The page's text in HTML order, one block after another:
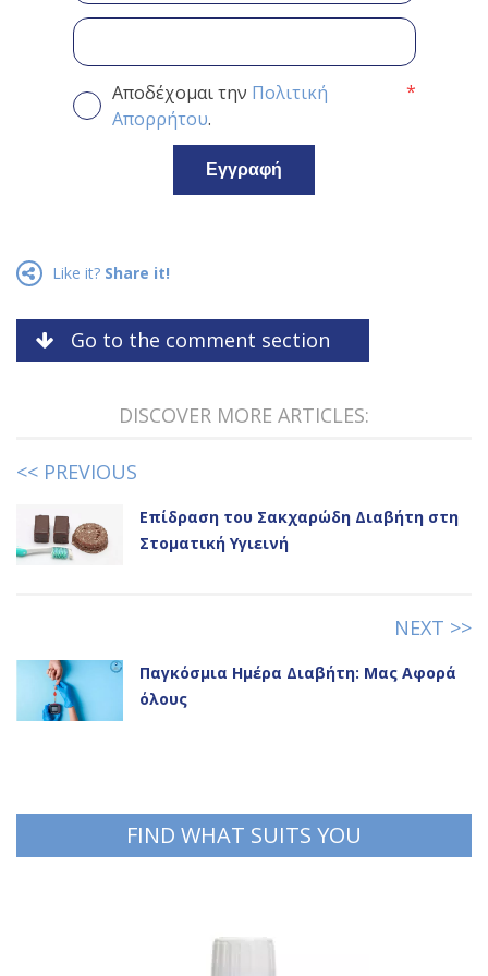
Αποδέχομαι την Πολιτική
Απορρήτου.
*
Εγγραφή
Like it? Share it!
Go to the comment section
DISCOVER MORE ARTICLES:
<< PREVIOUS
Επίδραση του Σακχαρώδη Διαβήτη στη
Στοματική Υγιεινή
NEXT >>
Παγκόσμια Ημέρα Διαβήτη: Μας Αφορά
όλους
FIND WHAT SUITS YOU